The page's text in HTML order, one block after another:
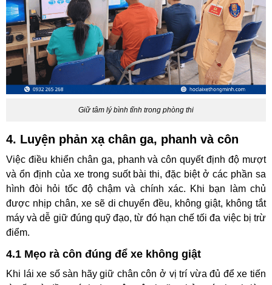
Giữ tâm lý bình tĩnh trong phòng thi
4. Luyện phản xạ chân ga, phanh và côn
Việc điều khiển chân ga, phanh và côn quyết định độ mượt
và ổn định của xe trong suốt bài thi, đặc biệt ở các phần sa
hình đòi hỏi tốc độ chậm và chính xác. Khi bạn làm chủ
được nhịp chân, xe sẽ di chuyển đều, không giật, không tắt
máy và dễ giữ đúng quỹ đạo, từ đó hạn chế tối đa việc bị trừ
điểm.
4.1 Mẹo rà côn đúng để xe không giật
Khi lái xe số sàn hãy giữ chân côn ở vị trí vừa đủ để xe tiến